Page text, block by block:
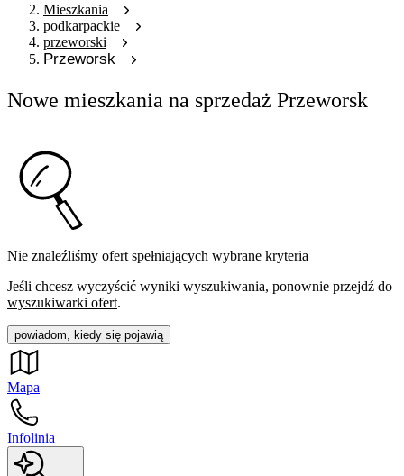
Mieszkania
podkarpackie
przeworski
Przeworsk
Nowe mieszkania na sprzedaż Przeworsk
Nie znaleźliśmy ofert spełniających wybrane kryteria
Jeśli chcesz wyczyścić wyniki wyszukiwania, ponownie przejdź do
wyszukiwarki ofert.
powiadom, kiedy się pojawią
Mapa
Infolinia